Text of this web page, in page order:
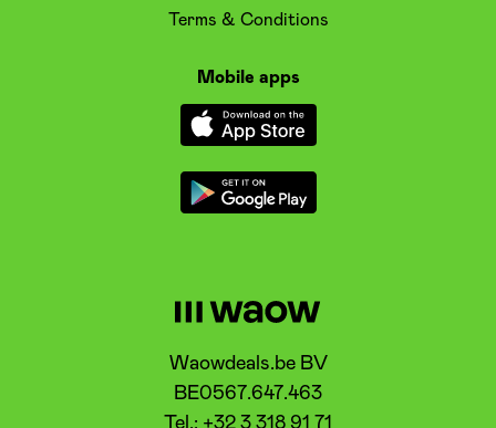
Waowdeals.be BV
BE0567.647.463
Tel.: +32 3 318 91 71
Terms & Conditions
Mobile apps